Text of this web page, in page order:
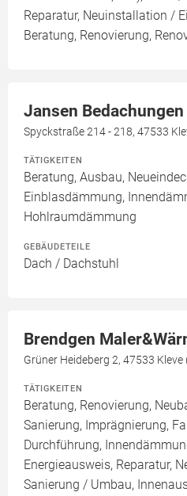
Reparatur, Neuinstallation /
Beratung, Renovierung,
Jansen Bedachungen
Spyckstraße 214 - 218, 47533
TÄTIGKEITEN
Beratung, Ausbau,
Einblasdämmung,
Hohlraumdämmung
GEBÄUDETEILE
Dach / Dachstuhl
Brendgen
Grüner Heideberg 2, 47533
TÄTIGKEITEN
Beratung, Renovierung,
Sanierung, Imprägnierung,
Durchführung,
Energieausweis, Reparatur,
Sanierung / Umbau,